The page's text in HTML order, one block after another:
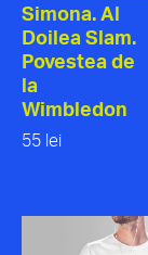
Simona. Al
Doilea Slam.
Povestea de
la
Wimbledon
55 lei